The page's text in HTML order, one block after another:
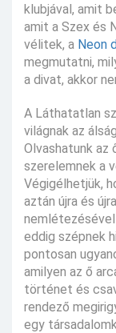
klubjával, amit
amit a Szex és
vélitek, a Neon
megmutatni,
a divat, akkor
A Láthatatlan
világnak az
Olvashatunk az
szerelemnek a
Végigélhetjük,
aztán újra és
eddig szépnek
pontosan
amilyen az ő
történet és
rendező
egy